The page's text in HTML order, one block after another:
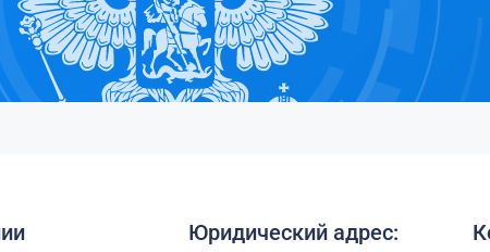
Юридический адрес: